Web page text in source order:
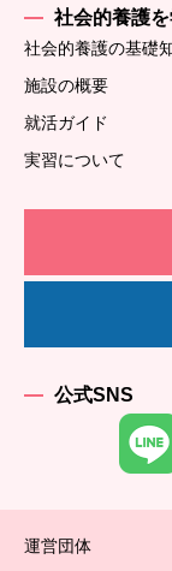
社会的養護
社会的養護の基礎
施設の概要
就活ガイド
実習について
公式SNS
運営団体